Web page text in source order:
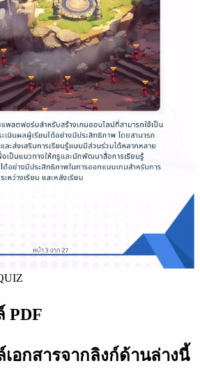
PDF
อกสารจากลิงก์ด้านล่างนี้